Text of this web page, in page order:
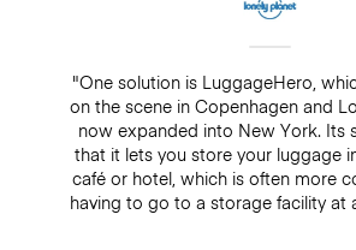
"One solution is LuggageHero,
on the scene in Copenhagen and
now expanded into New York. Its
that it lets you store your luggage
café or hotel, which is often more
having to go to a storage facility at